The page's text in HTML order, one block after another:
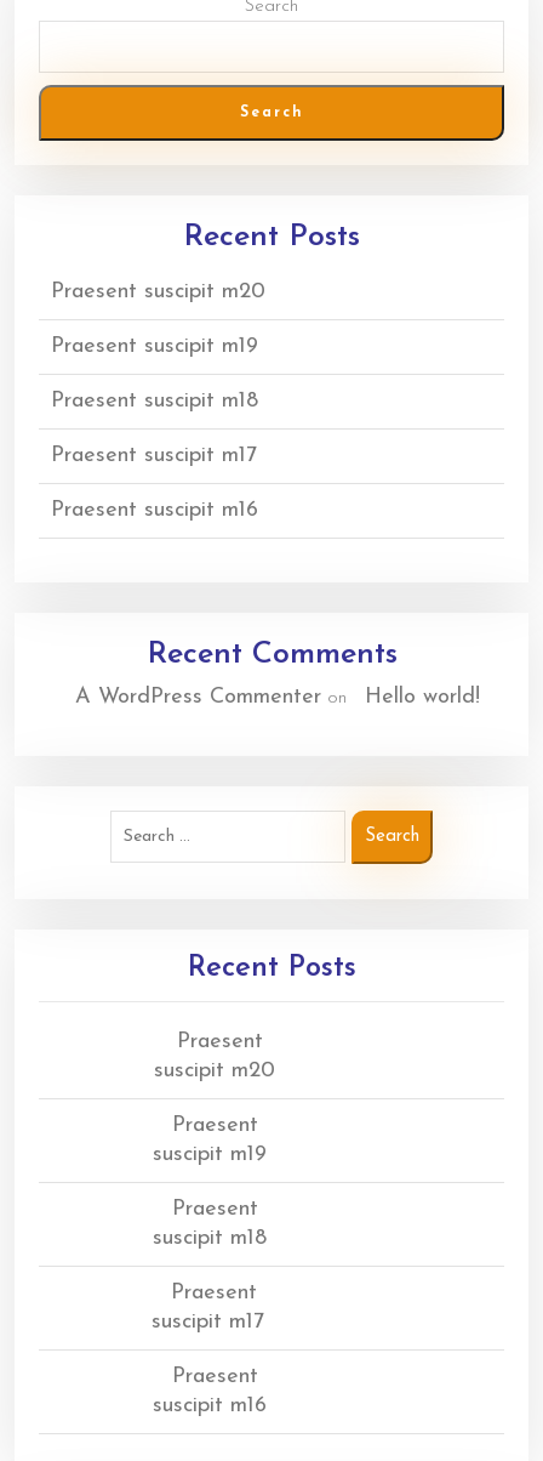
Search
Search
Recent Posts
Praesent suscipit m20
Praesent suscipit m19
Praesent suscipit m18
Praesent suscipit m17
Praesent suscipit m16
Recent Comments
A WordPress Commenter on Hello world!
Recent Posts
Praesent
suscipit m20
Praesent
suscipit m19
Praesent
suscipit m18
Praesent
suscipit m17
Praesent
suscipit m16